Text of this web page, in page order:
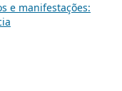
e manifestações: